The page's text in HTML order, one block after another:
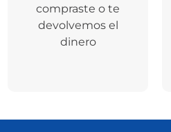
compraste o te
devolvemos el
dinero